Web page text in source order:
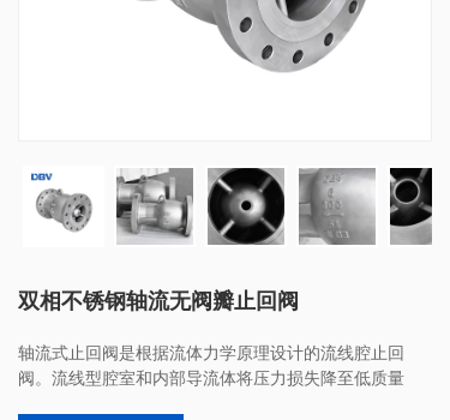
双相不锈钢轴流无阀瓣止回阀
轴流式止回阀是根据流体力学原理设计的流线腔止回
阀。流线型腔室和内部导流体将压力损失降至低质量